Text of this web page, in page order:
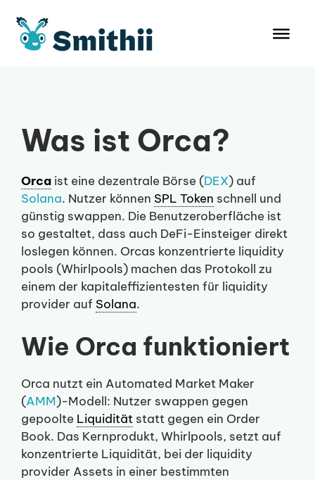
Inhalt
springen
Was ist Orca?
Orca ist eine dezentrale Börse (DEX) auf
Solana. Nutzer können SPL Token schnell und
günstig swappen. Die Benutzeroberfläche ist
so gestaltet, dass auch DeFi-Einsteiger direkt
loslegen können. Orcas konzentrierte liquidity
pools (Whirlpools) machen das Protokoll zu
einem der kapitaleffizientesten für liquidity
provider auf Solana.
Wie Orca funktioniert
Orca nutzt ein Automated Market Maker
(AMM)-Modell: Nutzer swappen gegen
gepoolte Liquidität statt gegen ein Order
Book. Das Kernprodukt, Whirlpools, setzt auf
konzentrierte Liquidität, bei der liquidity
provider Assets in einer bestimmten